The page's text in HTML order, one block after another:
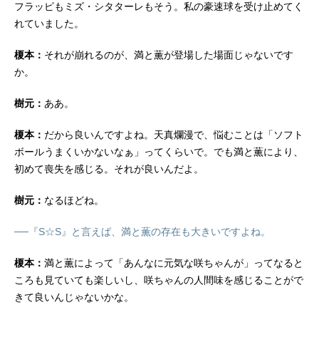
フラッピもミズ・シタターレもそう。私の豪速球を受け止めてく
れていました。
榎本： それが崩れるのが、満と薫が登場した場面じゃないです
か。
樹元： ああ。
榎本： だから良いんですよね。天真爛漫で、悩むことは「ソフト
ボールうまくいかないなぁ」ってくらいで。でも満と薫により、
初めて喪失を感じる。それが良いんだよ。
樹元： なるほどね。
──『S☆S』と言えば、満と薫の存在も大きいですよね。
榎本： 満と薫によって「あんなに元気な咲ちゃんが」ってなると
ころも見ていても楽しいし、咲ちゃんの人間味を感じることがで
きて良いんじゃないかな。